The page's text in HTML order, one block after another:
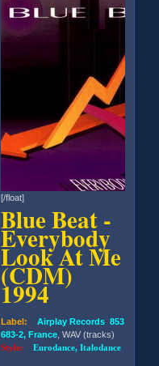
[/float]
Blue Beat -
Everybody
Look At Me
(CDM)
1994
Label: Airplay Records 853
683-2, France , WAV (tracks)
Style:Eurodance, Italodance